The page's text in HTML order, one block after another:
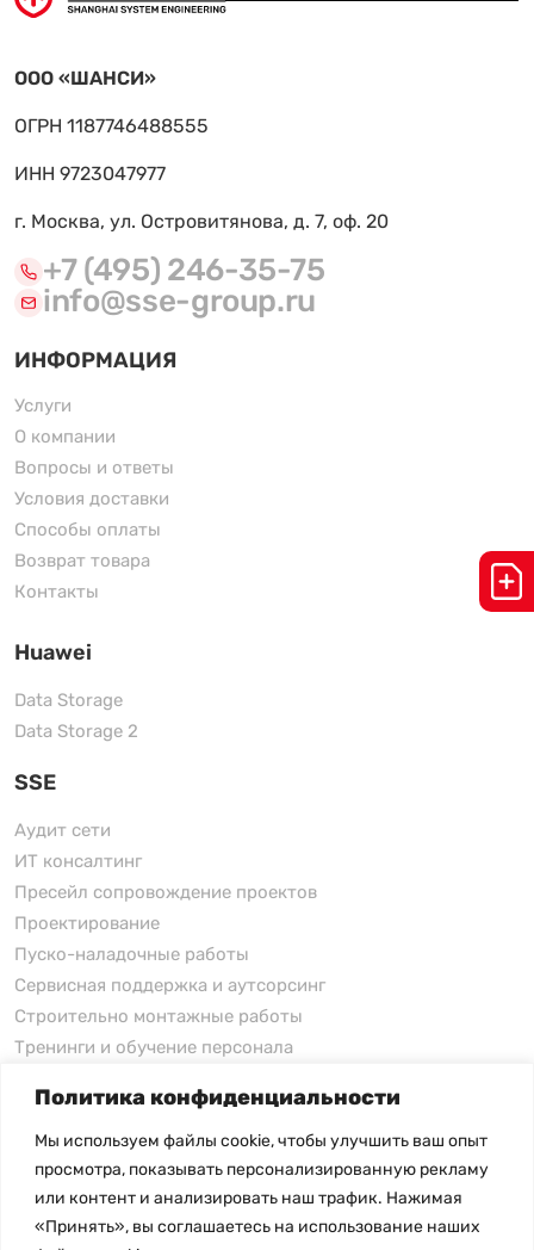
Политика конфиденциальности
Мы используем файлы cookie, чтобы улучшить ваш опыт
просмотра, показывать персонализированную рекламу
или контент и анализировать наш трафик. Нажимая
«Принять», вы соглашаетесь на использование наших
ООО «ШАНСИ»
ОГРН 1187746488555
ИНН 9723047977
г. Москва, ул. Островитянова, д. 7, оф. 20
+7 (495) 246-35-75
info@sse-group.ru
ИНФОРМАЦИЯ
Услуги
О компании
Вопросы и ответы
Условия доставки
Способы оплаты
Возврат товара
Контакты
Huawei
Data Storage
Data Storage 2
SSE
Аудит сети
ИТ консалтинг
Пресейл сопровождение проектов
Проектирование
Пуско-наладочные работы
Сервисная поддержка и аутсорсинг
Строительно монтажные работы
Тренинги и обучение персонала
xFusion
xFusion
xFusion AI Solution